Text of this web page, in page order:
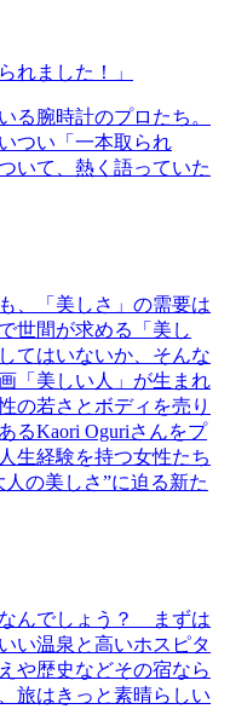
れました！」
る腕時計のプロたち。
つい「一本取られ
いて、熱く語っていた
、「美しさ」の需要は
世間が求める「美し
てはいないか、そんな
「美しい人」が生まれ
の若さとボディを売り
るKaori Oguriさんをプ
生経験を持つ女性たち
の美しさ”に迫る新た
んでしょう？ まずは
い温泉と高いホスピタ
や歴史などその宿なら
旅はきっと素晴らしい